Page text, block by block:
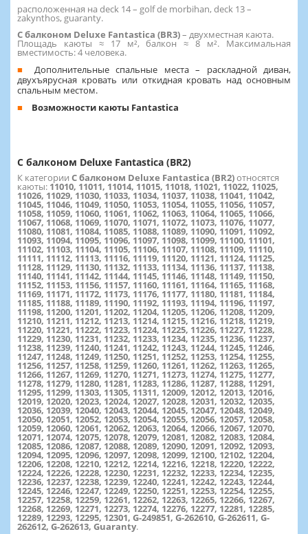
расположенная на deck 14 – golf de morbihan, deck 13 –
zakynthos, guaranty.
С балконом Deluxe Fantastica (BR3)– двухместная каюта.
Площадь каюты ≈ 17 м², балкон ≈ 8 м². Максимальная
вместимость: 4 человека.
Дополнительные спальные места – раскладной диван,
двухъярусная кровать или откидная кровать над основным
спальным местом.
Возможности каюты Fantastica
С балконом Deluxe Fantastica (BR2)
К категории С балконом Deluxe Fantastica (BR2)относятся
каюты: 11010, 11011, 11014, 11015, 11018, 11021, 11022, 11025,
11026, 11029, 11030, 11033, 11034, 11037, 11038, 11041, 11042,
11045, 11046, 11049, 11050, 11053, 11054, 11055, 11056, 11057,
11058, 11059, 11060, 11061, 11062, 11063, 11064, 11065, 11066,
11067, 11068, 11069, 11070, 11071, 11072, 11073, 11076, 11077,
11080, 11081, 11084, 11085, 11088, 11089, 11090, 11091, 11092,
11093, 11094, 11095, 11096, 11097, 11098, 11099, 11100, 11101,
11102, 11103, 11104, 11105, 11106, 11107, 11108, 11109, 11110,
11111, 11112, 11113, 11116, 11119, 11120, 11121, 11124, 11125,
11128, 11129, 11130, 11132, 11133, 11134, 11136, 11137, 11138,
11140, 11141, 11142, 11144, 11145, 11146, 11148, 11149, 11150,
11152, 11153, 11156, 11157, 11160, 11161, 11164, 11165, 11168,
11169, 11171, 11172, 11173, 11176, 11177, 11180, 11181, 11184,
11185, 11188, 11189, 11190, 11192, 11193, 11194, 11196, 11197,
11198, 11200, 11201, 11202, 11204, 11205, 11206, 11208, 11209,
11210, 11211, 11212, 11213, 11214, 11215, 11216, 11218, 11219,
11220, 11221, 11222, 11223, 11224, 11225, 11226, 11227, 11228,
11229, 11230, 11231, 11232, 11233, 11234, 11235, 11236, 11237,
11238, 11239, 11240, 11241, 11242, 11243, 11244, 11245, 11246,
11247, 11248, 11249, 11250, 11251, 11252, 11253, 11254, 11255,
11256, 11257, 11258, 11259, 11260, 11261, 11262, 11263, 11265,
11266, 11267, 11269, 11270, 11271, 11273, 11274, 11275, 11277,
11278, 11279, 11280, 11281, 11283, 11286, 11287, 11288, 11291,
11295, 11299, 11303, 11305, 11311, 12009, 12012, 12013, 12016,
12019, 12020, 12023, 12024, 12027, 12028, 12031, 12032, 12035,
12036, 12039, 12040, 12043, 12044, 12045, 12047, 12048, 12049,
12050, 12051, 12052, 12053, 12054, 12055, 12056, 12057, 12058,
12059, 12060, 12061, 12062, 12063, 12064, 12066, 12067, 12070,
12071, 12074, 12075, 12078, 12079, 12081, 12082, 12083, 12084,
12085, 12086, 12087, 12088, 12089, 12090, 12091, 12092, 12093,
12094, 12095, 12096, 12097, 12098, 12099, 12100, 12102, 12204,
12206, 12208, 12210, 12212, 12214, 12216, 12218, 12220, 12222,
12224, 12226, 12228, 12230, 12231, 12232, 12233, 12234, 12235,
12236, 12237, 12238, 12239, 12240, 12241, 12242, 12243, 12244,
12245, 12246, 12247, 12249, 12250, 12251, 12253, 12254, 12255,
12257, 12258, 12259, 12261, 12262, 12263, 12265, 12266, 12267,
12268, 12269, 12271, 12273, 12274, 12276, 12277, 12281, 12285,
12289, 12293, 12295, 12301, G-249851, G-262610, G-262611, G-
262612, G-262613, Guaranty.